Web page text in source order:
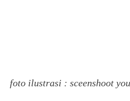
foto ilustrasi : sceenshoot